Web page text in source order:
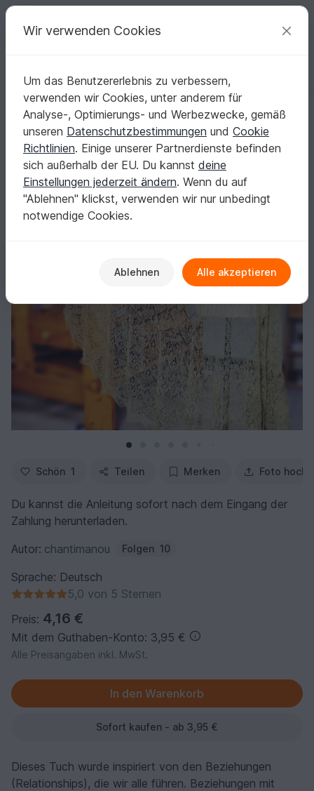
Deine kreativen Ideen
Deutsch | € (EUR) einloggen Kostenlos registrieren
Startseite Stricken Tücher Lacetücher
Anleitung Tuch Relationships
Anleitung Tuch Relationships
Schön 1 Teilen Merken Foto
Du kannst die Anleitung sofort nach dem Eingang der
Zahlung herunterladen.
Autor: chantimanou Folgen 10
Sprache: Deutsch
5,0 von 5 Sternen
Preis: 4,16 €
Mit dem Guthaben-Konto: 3,95 €
Alle Preisangaben inkl. MwSt.
Sofort kaufen - ab 3,95 €
Dieses Tuch wurde inspiriert von den Beziehungen
(Relationships), die wir alle führen. Beziehungen mit
Wir verwenden Cookies
Um das Benutzererlebnis zu verbessern,
verwenden wir Cookies, unter anderem für
Analyse-, Optimierungs- und Werbezwecke, gemäß
unseren Datenschutzbestimmungen und Cookie
Richtlinien. Einige unserer Partnerdienste befinden
sich außerhalb der EU. Du kannst deine
Einstellungen jederzeit ändern. Wenn du auf
"Ablehnen" klickst, verwenden wir nur unbedingt
notwendige Cookies.
Ablehnen Alle akzeptieren